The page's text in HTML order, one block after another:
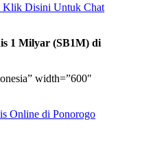
1 Milyar (SB1M) di
width=”600″
Online di Ponorogo